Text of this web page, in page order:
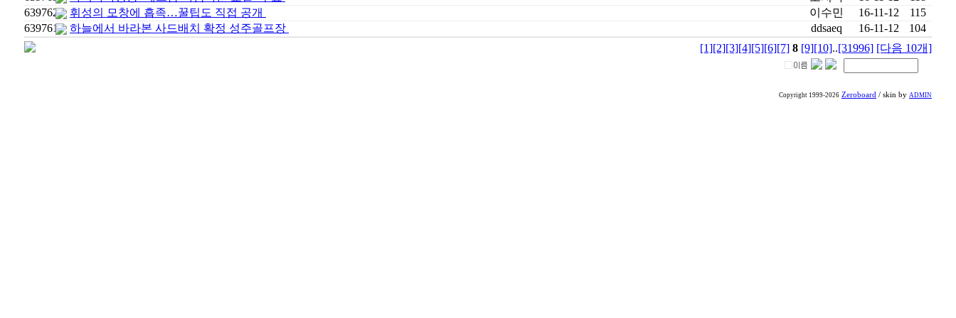
639762
휘성의 모창에 흡족…꿀팁도 직접 공개 이수민 16-11-12
115
639761
하늘에서 바라본 사드배치 확정 성주골프장 ddsaeq 16-11-12
104
[1][2][3][4][5][6][7] 8 [9][10]..[31996] [다음 10개]
Copyright 1999-2026 Zeroboard / skin by ADMIN